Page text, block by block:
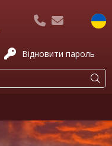
Відновити пароль